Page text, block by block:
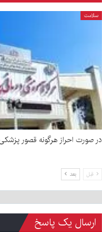
سلامت
در صورت احراز هرگونه قصور
قبل بعد
ارسال یک پاسخ